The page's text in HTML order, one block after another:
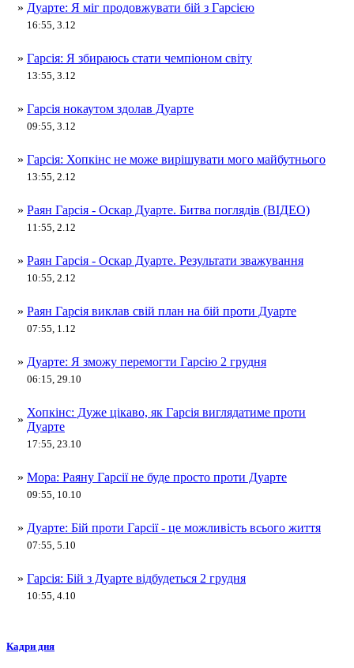
» Дуарте: Я міг продовжувати бій з Гарсією
16:55, 3.12
» Гарсія: Я збираюсь стати чемпіоном світу
13:55, 3.12
» Гарсія нокаутом здолав Дуарте
09:55, 3.12
» Гарсія: Хопкінс не може вирішувати мого майбутнього
13:55, 2.12
» Раян Гарсія - Оскар Дуарте. Битва поглядів (ВІДЕО)
11:55, 2.12
» Раян Гарсія - Оскар Дуарте. Результати зважування
10:55, 2.12
» Раян Гарсія виклав свій план на бій проти Дуарте
07:55, 1.12
» Дуарте: Я зможу перемогти Гарсію 2 грудня
06:15, 29.10
»
Хопкінс: Дуже цікаво, як Гарсія виглядатиме проти
Дуарте
17:55, 23.10
» Мора: Раяну Гарсії не буде просто проти Дуарте
09:55, 10.10
» Дуарте: Бій проти Гарсії - це можливість всього життя
07:55, 5.10
» Гарсія: Бій з Дуарте відбудеться 2 грудня
10:55, 4.10
Кадри дня